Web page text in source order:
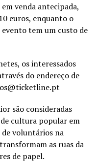
venda antecipada,
euros, enquanto o
evento tem um custo de
os interessados
do endereço de
são consideradas
cultura popular em
voluntários na
as ruas da
de papel.